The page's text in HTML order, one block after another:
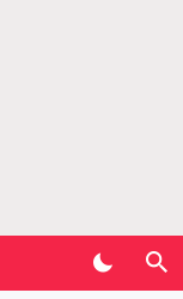
ವಾಹಿನಿ